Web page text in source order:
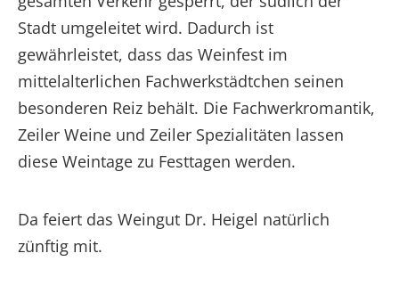
Stadt umgeleitet wird. Dadurch ist
gewährleistet, dass das Weinfest im
mittelalterlichen Fachwerkstädtchen seinen
besonderen Reiz behält. Die Fachwerkromantik,
Zeiler Weine und Zeiler Spezialitäten lassen
diese Weintage zu Festtagen werden.
Da feiert das Weingut Dr. Heigel natürlich
zünftig mit.